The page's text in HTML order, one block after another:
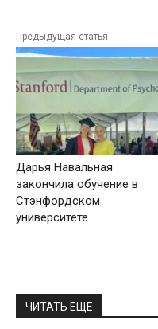
Предыдущая статья
Дарья Навальная
закончила обучение в
Стэнфордском
университете
ЧИТАТЬ ЕЩЕ